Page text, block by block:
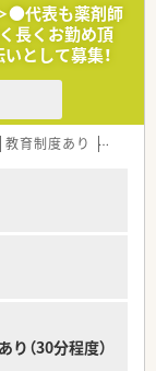
●代表も薬剤師
長くお勤め頂
として募集！
教育制度あり シフト
（30分程度）